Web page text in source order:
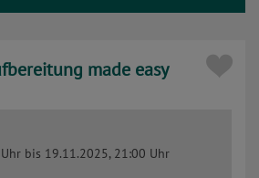
made easy
bis 19.11.2025, 21:00 Uhr
Onlineshop